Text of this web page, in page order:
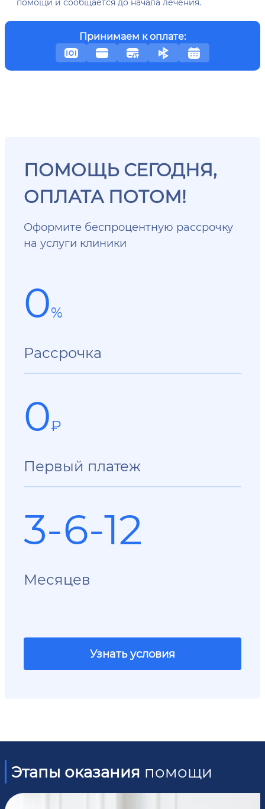
Принимаем к оплате:
ПОМОЩЬ СЕГОДНЯ,
ОПЛАТА ПОТОМ!
Оформите беспроцентную рассрочку
на услуги клиники
0%
Рассрочка
0₽
Первый платеж
3-6-12
Месяцев
Узнать условия
Этапы оказания помощи